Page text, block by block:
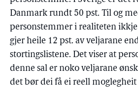
Danmark rundt 50 pst. Til og
personstemmer i realiteten ikkje
gjer heile 12 pst. av veljarane
stortingslistene. Det viser at
denne sal er noko veljarane
det bør dei få ei reell